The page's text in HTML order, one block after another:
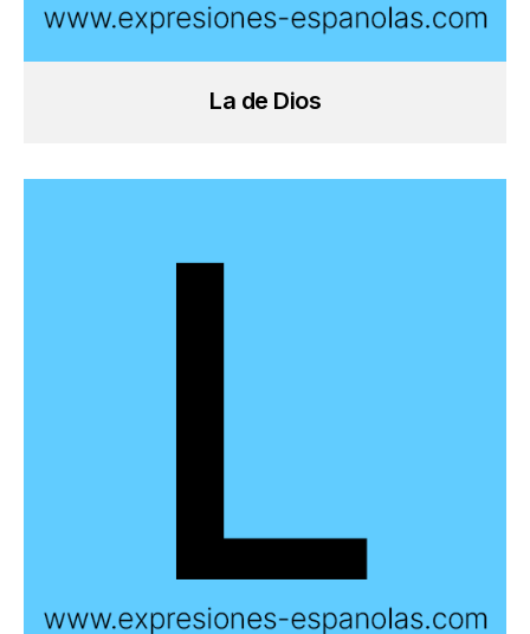
La de Dios